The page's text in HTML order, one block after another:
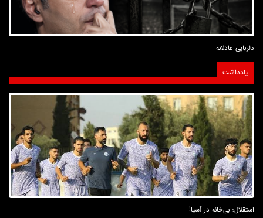
دلربایی عادلانه
یادداشت
استقلال؛ بی‌خانه در آسیا!